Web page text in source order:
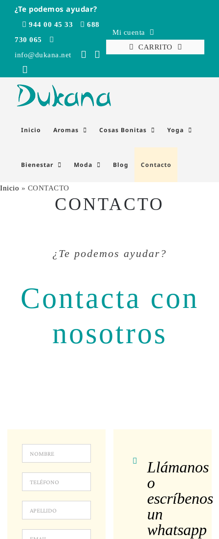
contenido
¿Te podemos ayudar?
944 00 45 33
688
730 065
info@dukana.net
Mi cuenta
CARRITO
Inicio Aromas Cosas Bonitas Yoga
Bienestar Moda Blog Contacto
Inicio » CONTACTO
CONTACTO
¿Te podemos ayudar?
Contacta con
nosotros
Llámanos
o
escríbenos
un
whatsapp